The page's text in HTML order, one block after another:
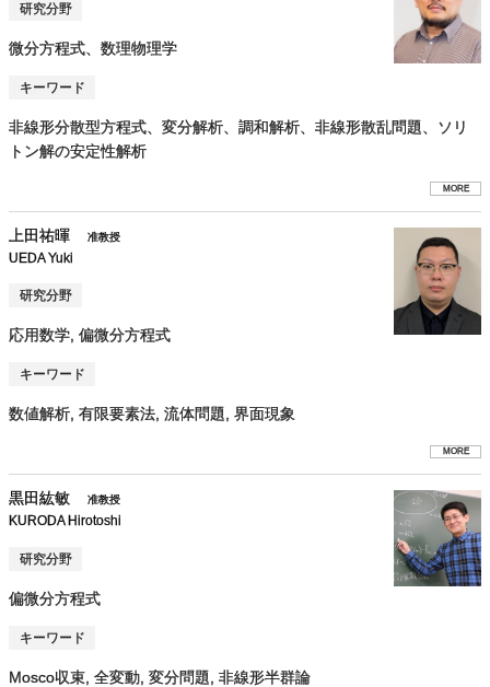
研究分野
微分方程式、数理物理学
キーワード
非線形分散型方程式、変分解析、調和解析、非線形散乱問題、ソリ
トン解の安定性解析
MORE
上田祐暉 准教授
UEDA Yuki
研究分野
応用数学, 偏微分方程式
キーワード
数値解析, 有限要素法, 流体問題, 界面現象
MORE
黒田紘敏 准教授
KURODA Hirotoshi
研究分野
偏微分方程式
キーワード
Mosco収束, 全変動, 変分問題, 非線形半群論